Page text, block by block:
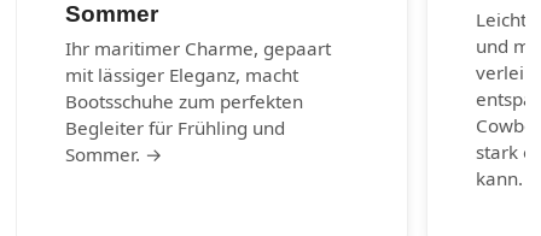
Sommer
Ihr maritimer Charme, gepaart
mit lässiger Eleganz, macht
Bootsschuhe zum perfekten
Begleiter für Frühling und
Sommer. →
und
stark
kann.